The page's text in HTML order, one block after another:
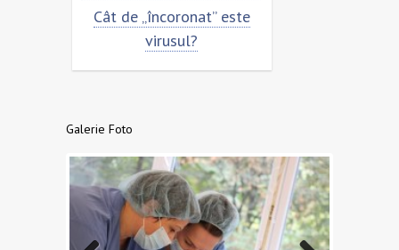
Cât de „încoronat” este
virusul?
Galerie Foto